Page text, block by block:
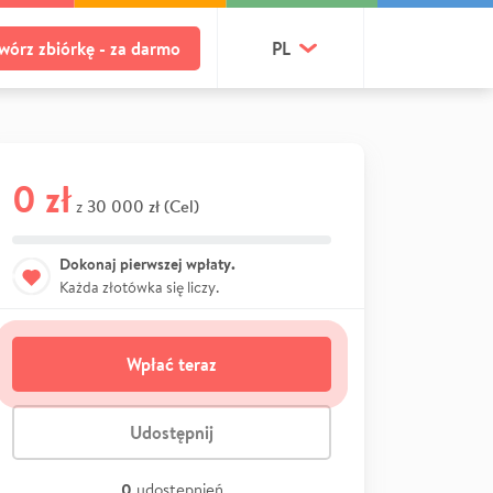
zbiórkę - za darmo PL
0 zł z 30 000 zł (Cel)
Dokonaj pierwszej wpłaty.
Każda złotówka się liczy.
Wpłać teraz
Udostępnij